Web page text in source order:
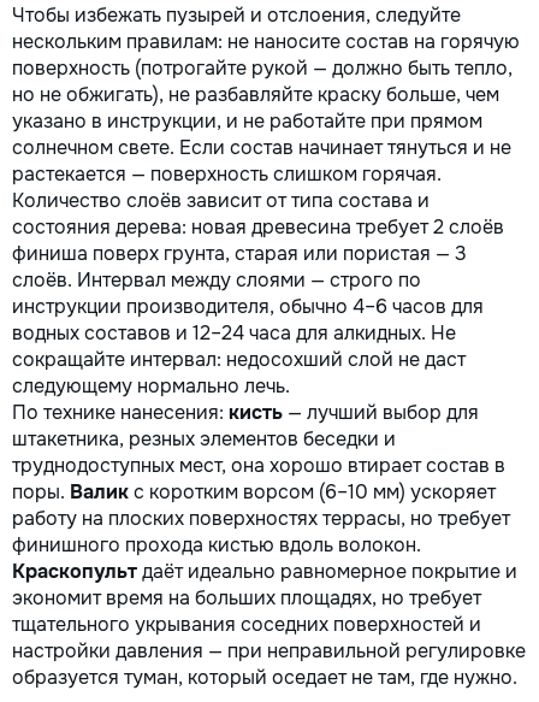
Чтобы избежать пузырей и отслоения, следуйте
нескольким правилам: не наносите состав на горячую
поверхность (потрогайте рукой — должно быть тепло,
но не обжигать), не разбавляйте краску больше, чем
указано в инструкции, и не работайте при прямом
солнечном свете. Если состав начинает тянуться и не
растекается — поверхность слишком горячая.
Количество слоёв зависит от типа состава и
состояния дерева: новая древесина требует 2 слоёв
финиша поверх грунта, старая или пористая — 3
слоёв. Интервал между слоями — строго по
инструкции производителя, обычно 4–6 часов для
водных составов и 12–24 часа для алкидных. Не
сокращайте интервал: недосохший слой не даст
следующему нормально лечь.
По технике нанесения: кисть — лучший выбор для
штакетника, резных элементов беседки и
труднодоступных мест, она хорошо втирает состав в
поры. Валикс коротким ворсом (6–10 мм) ускоряет
работу на плоских поверхностях террасы, но требует
финишного прохода кистью вдоль волокон.
Краскопультдаёт идеально равномерное покрытие и
экономит время на больших площадях, но требует
тщательного укрывания соседних поверхностей и
настройки давления — при неправильной регулировке
образуется туман, который оседает не там, где нужно.